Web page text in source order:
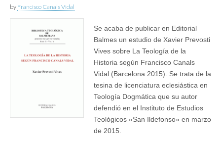
by Francisco Canals Vidal
Se acaba de publicar en Editorial
Balmes un estudio de Xavier Prevosti
Vives sobre La Teología de la
Historia según Francisco Canals
Vidal (Barcelona 2015). Se trata de la
tesina de licenciatura eclesiástica en
Teología Dogmática que su autor
defendió en el Instituto de Estudios
Teológicos «San Ildefonso» en marzo
de 2015.